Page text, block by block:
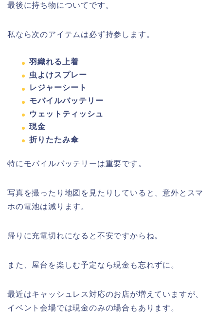
最後に持ち物についてです。
私なら次のアイテムは必ず持参します。
羽織れる上着
虫よけスプレー
レジャーシート
モバイルバッテリー
ウェットティッシュ
現金
折りたたみ傘
特にモバイルバッテリーは重要です。
写真を撮ったり地図を見たりしていると、意外とスマ
ホの電池は減ります。
帰りに充電切れになると不安ですからね。
また、屋台を楽しむ予定なら現金も忘れずに。
最近はキャッシュレス対応のお店が増えていますが、
イベント会場では現金のみの場合もあります。